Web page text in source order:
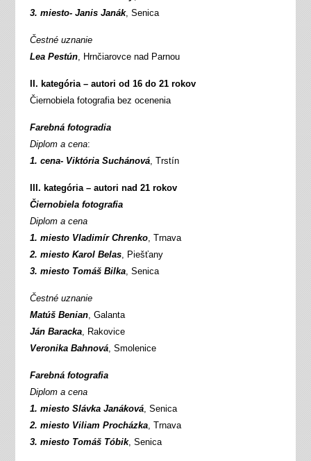
3. miesto- Janis Janák, Senica
Čestné uznanie
Lea Pestún, Hrnčiarovce nad Parnou
II. kategória – autori od 16 do 21 rokov
Čiernobiela fotografia bez ocenenia
Farebná fotogradia
Diplom a cena:
1. cena- Viktória Suchánová, Trstín
III. kategória – autori nad 21 rokov
Čiernobiela fotografia
Diplom a cena
1. miesto Vladimír Chrenko, Trnava
2. miesto Karol Belas, Piešťany
3. miesto Tomáš Bilka, Senica
Čestné uznanie
Matúš Benian, Galanta
Ján Baracka, Rakovice
Veronika Bahnová, Smolenice
Farebná fotografia
Diplom a cena
1. miesto Slávka Janáková, Senica
2. miesto Viliam Procházka, Trnava
3. miesto Tomáš Tóbik, Senica